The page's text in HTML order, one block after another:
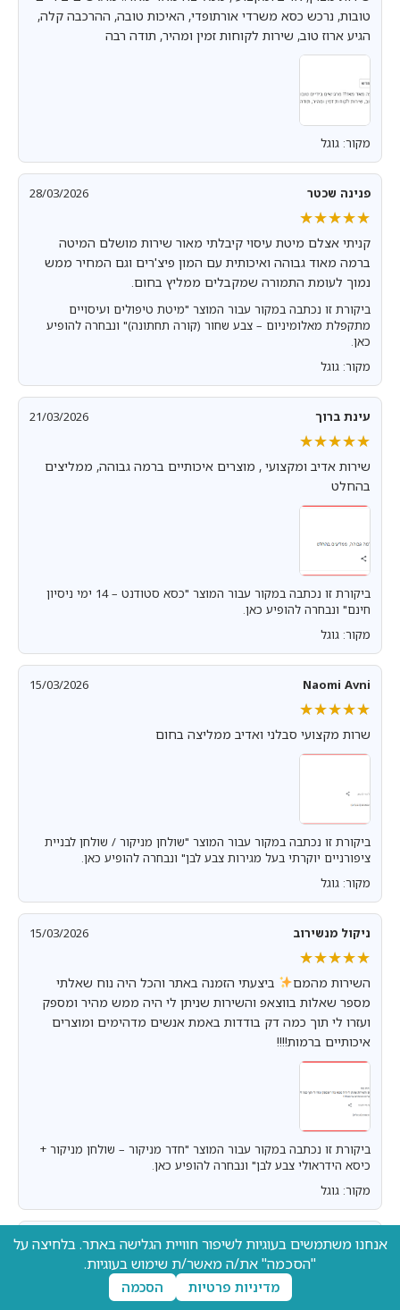
טובות, נרכש כסא משרדי אורתופדי, האיכות טובה, ההרכבה קלה,
הגיע ארוז טוב, שירות לקוחות זמין ומהיר, תודה רבה
מקור: גוגל
פנינה שכטר 28/03/2026
★★★★★
★★★★★
קניתי אצלם מיטת עיסוי קיבלתי מאור שירות מושלם המיטה
ברמה מאוד גבוהה ואיכותית עם המון פיצ'רים וגם המחיר ממש
נמוך לעומת התמורה שמקבלים ממליץ בחום.
ביקורת זו נכתבה במקור עבור המוצר "מיטת טיפולים ועיסויים
מתקפלת מאלומיניום – צבע שחור (קורה תחתונה)" ונבחרה להופיע
כאן.
מקור: גוגל
עינת ברוך 21/03/2026
★★★★★
★★★★★
שירות אדיב ומקצועי , מוצרים איכותיים ברמה גבוהה, ממליצים
בהחלט
ביקורת זו נכתבה במקור עבור המוצר "כסא סטודנט – 14 ימי ניסיון
חינם" ונבחרה להופיע כאן.
מקור: גוגל
Naomi Avni
15/03/2026
★★★★★
★★★★★
שרות מקצועי סבלני ואדיב ממליצה בחום
ביקורת זו נכתבה במקור עבור המוצר "שולחן מניקור / שולחן לבניית
ציפורניים יוקרתי בעל מגירות צבע לבן" ונבחרה להופיע כאן.
מקור: גוגל
ניקול מנשירוב 15/03/2026
★★★★★
★★★★★
השירות מהמם
ביצעתי הזמנה באתר והכל היה נוח שאלתי
מספר שאלות בווצאפ והשירות שניתן לי היה ממש מהיר ומספק
ועזרו לי תוך כמה דק בודדות באמת אנשים מדהימים ומוצרים
איכותיים ברמות!!!!
ביקורת זו נכתבה במקור עבור המוצר "חדר מניקור – שולחן מניקור +
כיסא הידראולי צבע לבן" ונבחרה להופיע כאן.
מקור: גוגל
Tamy Isac
05/03/2026
★★★★★
★★★★★
פשוט וואו החווית קניה באתר גודסט! מחירים אטרקטיביים,
אנחנו משתמשים בעוגיות לשיפור חוויית הגלישה באתר. בלחיצה על
"הסכמה" את/ה מאשר/ת שימוש בעוגיות.
מדיניות פרטיות הסכמה